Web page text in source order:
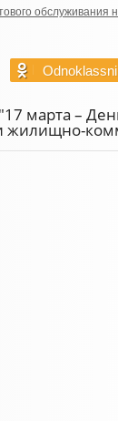
марта –
жилищно-